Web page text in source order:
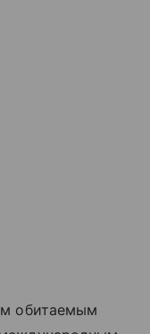
обитаемым